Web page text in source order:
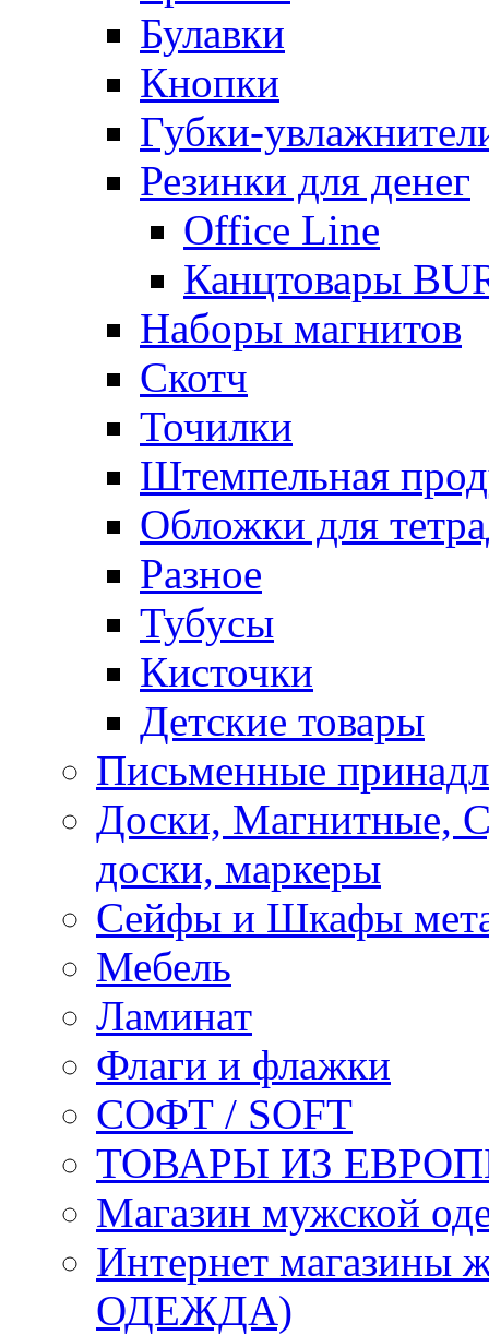
Булавки
Кнопки
Губки-
Резинки для денег
Office Line
Канцтовары
Наборы магнитов
Скотч
Точилки
Штемпельная
Обложки для
Разное
Тубусы
Кисточки
Детские товары
Письменные
Доски, Магнитные,
доски, маркеры
Сейфы и Шкафы
Мебель
Ламинат
Флаги и флажки
СОФТ / SOFT
ТОВАРЫ ИЗ
Магазин мужской
Интернет
ОДЕЖДА)